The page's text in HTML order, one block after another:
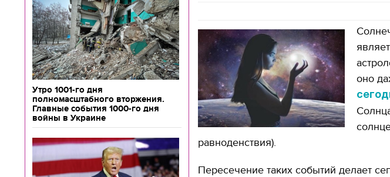
Утро 1001-го дня
полномасштабного вторжения.
Главные события 1000-го дня
войны в Украине
оно
равноденствия).
Пересечение таких событий делает